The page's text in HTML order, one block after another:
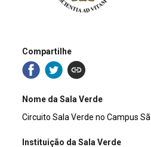
Compartilhe
Nome da Sala Verde
Circuito Sala Verde no Campus
Instituição da Sala Verde